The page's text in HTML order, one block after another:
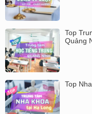
Top
Quảng
Top